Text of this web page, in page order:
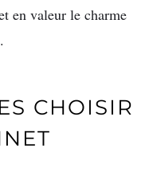
en valeur le charme
.
CHOISIR